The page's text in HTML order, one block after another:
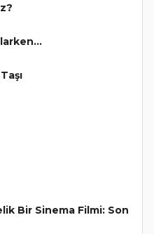
Bir Sinema Filmi: Son